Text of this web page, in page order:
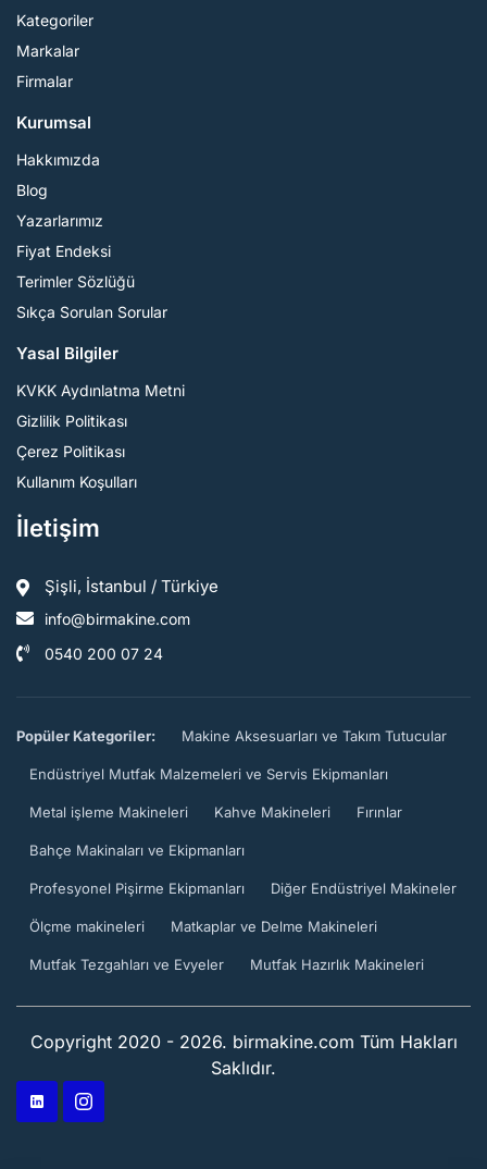
Kategoriler
Markalar
Firmalar
Kurumsal
Hakkımızda
Blog
Yazarlarımız
Fiyat Endeksi
Terimler Sözlüğü
Sıkça Sorulan Sorular
Yasal Bilgiler
KVKK Aydınlatma Metni
Gizlilik Politikası
Çerez Politikası
Kullanım Koşulları
İletişim
Şişli, İstanbul / Türkiye
info@birmakine.com
0540 200 07 24
Popüler Kategoriler: Makine Aksesuarları ve Takım Tutucular
Endüstriyel Mutfak Malzemeleri ve Servis Ekipmanları
Metal işleme Makineleri Kahve Makineleri Fırınlar
Bahçe Makinaları ve Ekipmanları
Profesyonel Pişirme Ekipmanları Diğer Endüstriyel Makineler
Ölçme makineleri Matkaplar ve Delme Makineleri
Mutfak Tezgahları ve Evyeler Mutfak Hazırlık Makineleri
Copyright 2020 - 2026. birmakine.com Tüm Hakları
Saklıdır.